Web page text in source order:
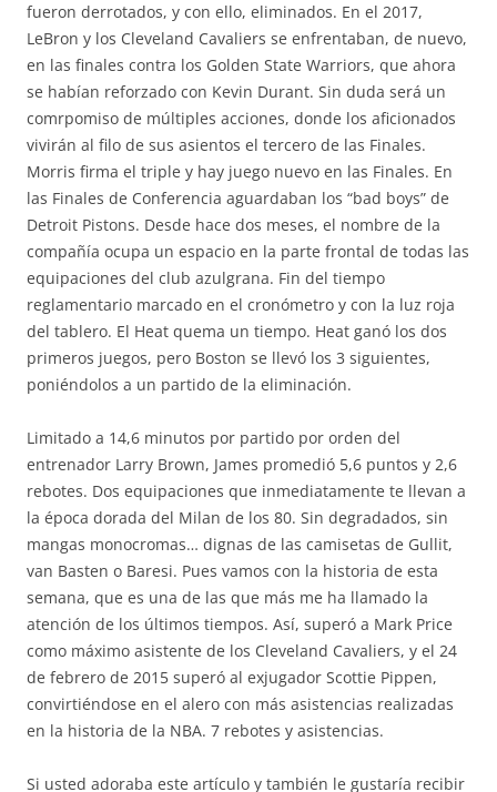
fueron derrotados, y con ello, eliminados. En el 2017,
LeBron y los Cleveland Cavaliers se enfrentaban, de nuevo,
en las finales contra los Golden State Warriors, que ahora
se habían reforzado con Kevin Durant. Sin duda será un
comrpomiso de múltiples acciones, donde los aficionados
vivirán al filo de sus asientos el tercero de las Finales.
Morris firma el triple y hay juego nuevo en las Finales. En
las Finales de Conferencia aguardaban los “bad boys” de
Detroit Pistons. Desde hace dos meses, el nombre de la
compañía ocupa un espacio en la parte frontal de todas las
equipaciones del club azulgrana. Fin del tiempo
reglamentario marcado en el cronómetro y con la luz roja
del tablero. El Heat quema un tiempo. Heat ganó los dos
primeros juegos, pero Boston se llevó los 3 siguientes,
poniéndolos a un partido de la eliminación.
Limitado a 14,6 minutos por partido por orden del
entrenador Larry Brown, James promedió 5,6 puntos y 2,6
rebotes. Dos equipaciones que inmediatamente te llevan a
la época dorada del Milan de los 80. Sin degradados, sin
mangas monocromas… dignas de las camisetas de Gullit,
van Basten o Baresi. Pues vamos con la historia de esta
semana, que es una de las que más me ha llamado la
atención de los últimos tiempos. Así, superó a Mark Price
como máximo asistente de los Cleveland Cavaliers, y el 24
de febrero de 2015 superó al exjugador Scottie Pippen,
convirtiéndose en el alero con más asistencias realizadas
en la historia de la NBA. 7 rebotes y asistencias.
Si usted adoraba este artículo y también le gustaría recibir